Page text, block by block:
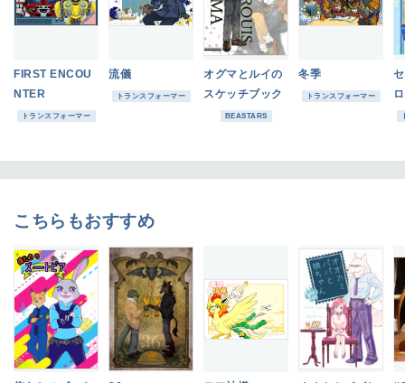
FIRST ENCOU
NTER
トランスフォーマー
流儀
トランスフォーマー
オグマとルイの
スケッチブック
BEASTARS
冬季
トランスフォーマー
こちらもおすすめ